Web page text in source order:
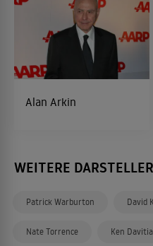
Alan Arkin
WEITERE DARSTELLER
Patrick Warburton David
Nate Torrence Ken